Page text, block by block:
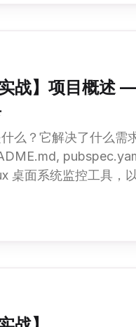
战】项目概述
么？它解决了什么需
pubspec.yaml, lib/